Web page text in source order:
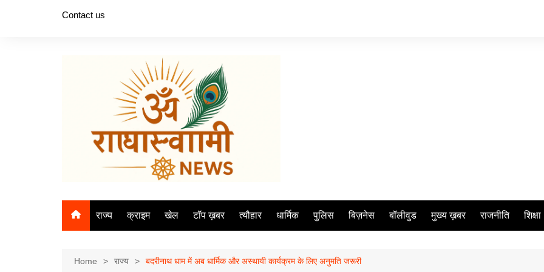
Contact us
राज्य क्राइम खेल टॉप ख़बर त्यौहार धार्मिक पुलिस बिज़नेस बॉलीवुड मुख्य ख़बर राजनीति शिक्षा
Home राज्य बदरीनाथ धाम में अब धार्मिक और अस्थायी कार्यक्रम के लिए अनुमति जरूरी